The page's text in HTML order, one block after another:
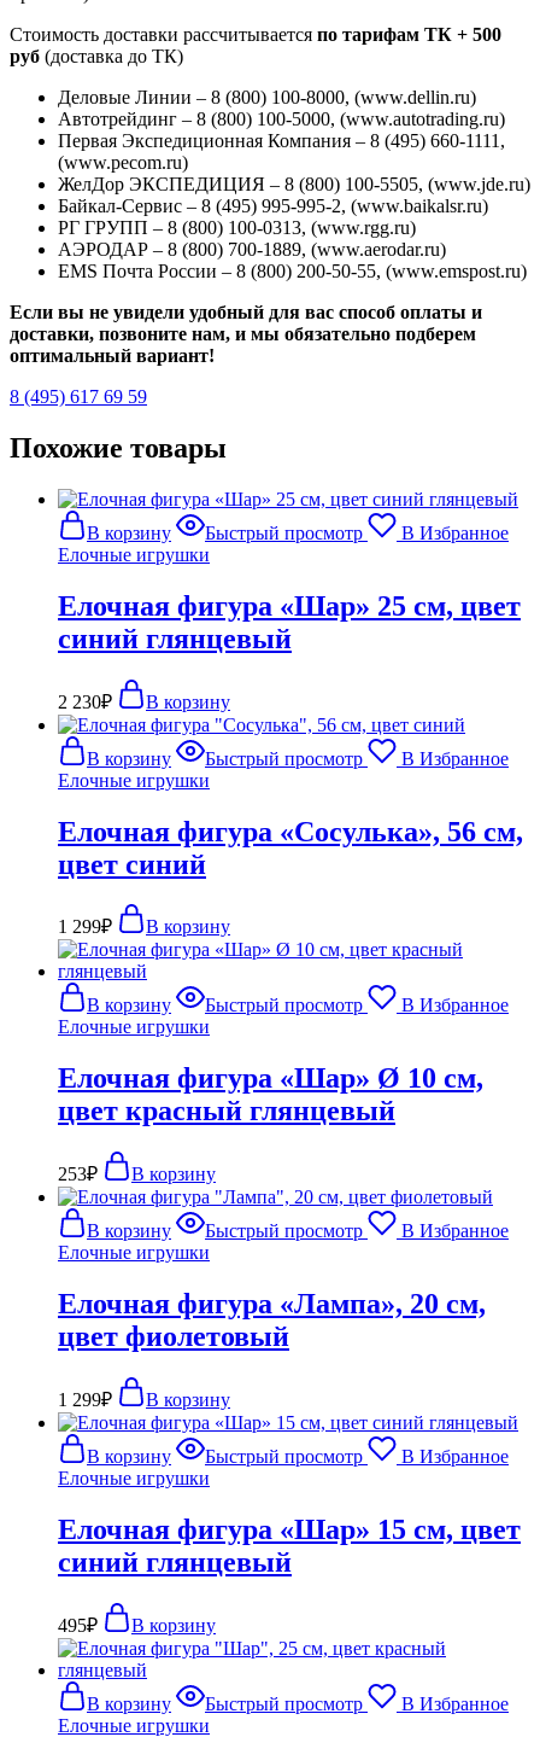
Стоимость доставки рассчитывается по тарифам ТК + 500
руб (доставка до ТК)
Деловые Линии – 8 (800) 100-8000, (www.dellin.ru)
Автотрейдинг – 8 (800) 100-5000, (www.autotrading.ru)
Первая Экспедиционная Компания – 8 (495) 660-1111,
(www.pecom.ru)
ЖелДор ЭКСПЕДИЦИЯ – 8 (800) 100-5505, (www.jde.ru)
Байкал-Сервис – 8 (495) 995-995-2, (www.baikalsr.ru)
РГ ГРУПП – 8 (800) 100-0313, (www.rgg.ru)
АЭРОДАР – 8 (800) 700-1889, (www.aerodar.ru)
EMS Почта России – 8 (800) 200-50-55, (www.emspost.ru)
Если вы не увидели удобный для вас способ оплаты и
доставки, позвоните нам, и мы обязательно подберем
оптимальный вариант!
8 (495) 617 69 59
Похожие товары
В корзину Быстрый просмотр
В Избранное
Елочные игрушки
Елочная фигура «Шар» 25 см, цвет
синий глянцевый
2 230₽ В корзину
В корзину Быстрый просмотр
В Избранное
Елочные игрушки
Елочная фигура «Сосулька», 56 см,
цвет синий
1 299₽ В корзину
В корзину Быстрый просмотр
В Избранное
Елочные игрушки
Елочная фигура «Шар» Ø 10 см,
цвет красный глянцевый
253₽ В корзину
В корзину Быстрый просмотр
В Избранное
Елочные игрушки
Елочная фигура «Лампа», 20 см,
цвет фиолетовый
1 299₽ В корзину
В корзину Быстрый просмотр
В Избранное
Елочные игрушки
Елочная фигура «Шар» 15 см, цвет
синий глянцевый
495₽ В корзину
В корзину Быстрый просмотр
В Избранное
Елочные игрушки